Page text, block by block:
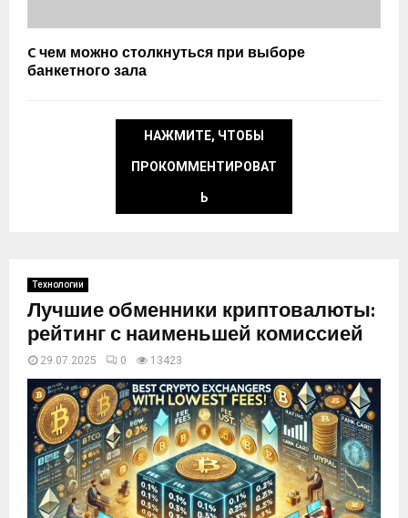
C чем можно столкнуться при выборе
банкетного зала
НАЖМИТЕ, ЧТОБЫ
ПРОКОММЕНТИРОВАТ
Ь
Технологии
Лучшие обменники криптовалюты:
рейтинг с наименьшей комиссией
29.07.2025 0 13423